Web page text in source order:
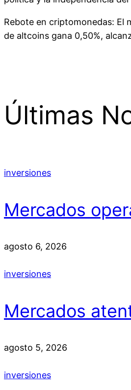
Rebote en criptomonedas: El
de altcoins gana 0,50%,
Últimas
inversiones
Mercados
agosto 6, 2026
inversiones
Mercados
agosto 5, 2026
inversiones